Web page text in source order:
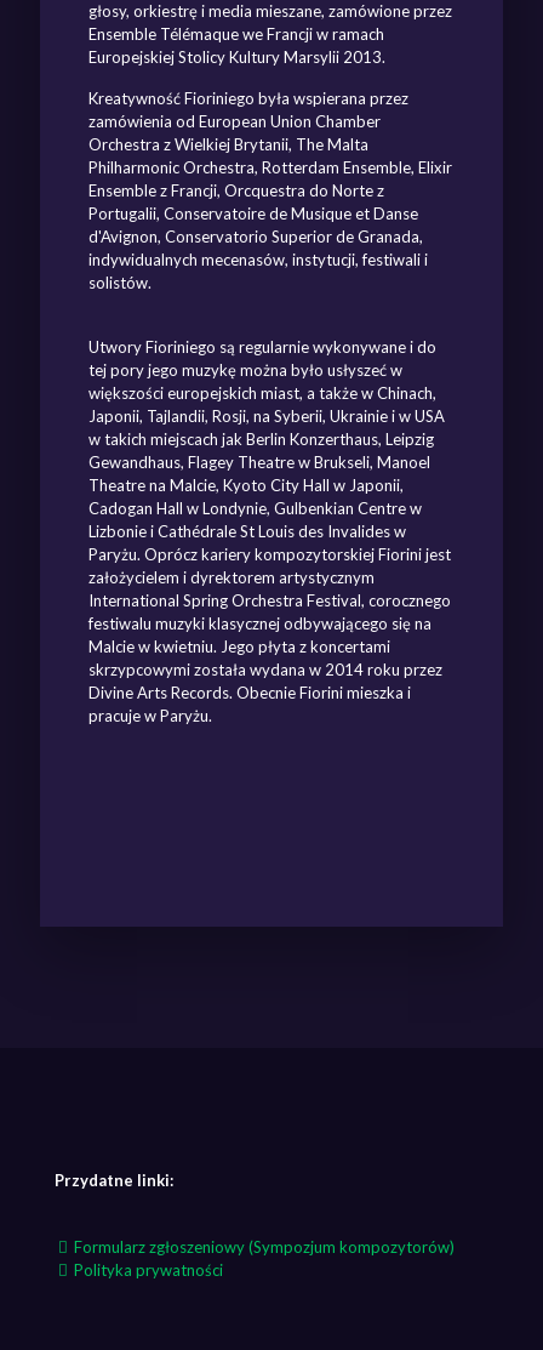
głosy, orkiestrę i media mieszane, zamówione przez
Ensemble Télémaque we Francji w ramach
Europejskiej Stolicy Kultury Marsylii 2013.
Kreatywność Fioriniego była wspierana przez
zamówienia od European Union Chamber
Orchestra z Wielkiej Brytanii, The Malta
Philharmonic Orchestra, Rotterdam Ensemble, Elixir
Ensemble z Francji, Orcquestra do Norte z
Portugalii, Conservatoire de Musique et Danse
d'Avignon, Conservatorio Superior de Granada,
indywidualnych mecenasów, instytucji, festiwali i
solistów.
Utwory Fioriniego są regularnie wykonywane i do
tej pory jego muzykę można było usłyszeć w
większości europejskich miast, a także w Chinach,
Japonii, Tajlandii, Rosji, na Syberii, Ukrainie i w USA
w takich miejscach jak Berlin Konzerthaus, Leipzig
Gewandhaus, Flagey Theatre w Brukseli, Manoel
Theatre na Malcie, Kyoto City Hall w Japonii,
Cadogan Hall w Londynie, Gulbenkian Centre w
Lizbonie i Cathédrale St Louis des Invalides w
Paryżu. Oprócz kariery kompozytorskiej Fiorini jest
założycielem i dyrektorem artystycznym
International Spring Orchestra Festival, corocznego
festiwalu muzyki klasycznej odbywającego się na
Malcie w kwietniu. Jego płyta z koncertami
skrzypcowymi została wydana w 2014 roku przez
Divine Arts Records. Obecnie Fiorini mieszka i
pracuje w Paryżu.
Przydatne linki:
Formularz zgłoszeniowy (Sympozjum kompozytorów)
Polityka prywatności